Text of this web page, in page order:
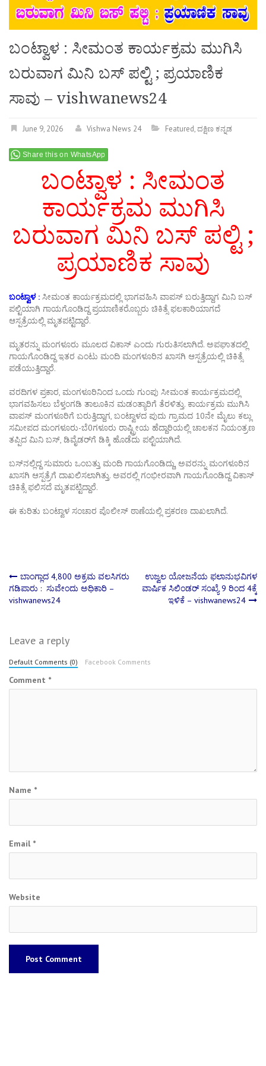
ಬಂಟ್ವಾಳ : ಸೀಮಂತ ಕಾರ್ಯಕ್ರಮ ಮುಗಿಸಿ
ಬರುವಾಗ ಮಿನಿ ಬಸ್ ಪಲ್ಟಿ ; ಪ್ರಯಾಣಿಕ
ಸಾವು – vishwanews24
June 9, 2026 Vishwa News 24 Featured,ದಕ್ಷಿಣ ಕನ್ನಡ
Share this on WhatsApp
ಬಂಟ್ವಾಳ : ಸೀಮಂತ
ಕಾರ್ಯಕ್ರಮ ಮುಗಿಸಿ
ಬರುವಾಗ ಮಿನಿ ಬಸ್ ಪಲ್ಟಿ ;
ಪ್ರಯಾಣಿಕ ಸಾವು
ಬಂಟ್ವಾಳ : ಸೀಮಂತ ಕಾರ್ಯಕ್ರಮದಲ್ಲಿ ಭಾಗವಹಿಸಿ ವಾಪಸ್ ಬರುತ್ತಿದ್ದಾಗ ಮಿನಿ ಬಸ್
ಪಲ್ಟಿಯಾಗಿ ಗಾಯಗೊಂಡಿದ್ದ ಪ್ರಯಾಣಿಕರೊಬ್ಬರು ಚಿಕಿತ್ಸೆ ಫಲಕಾರಿಯಾಗದೆ
ಆಸ್ಪತ್ರೆಯಲ್ಲಿ ಮೃತಪಟ್ಟಿದ್ದಾರೆ.
ಮೃತರನ್ನು ಮಂಗಳೂರು ಮೂಲದ ವಿಕಾಸ್ ಎಂದು ಗುರುತಿಸಲಾಗಿದೆ. ಅಪಘಾತದಲ್ಲಿ
ಗಾಯಗೊಂಡಿದ್ದ ಇತರ ಎಂಟು ಮಂದಿ ಮಂಗಳೂರಿನ ಖಾಸಗಿ ಆಸ್ಪತ್ರೆಯಲ್ಲಿ ಚಿಕಿತ್ಸೆ
ಪಡೆಯುತ್ತಿದ್ದಾರೆ.
ವರದಿಗಳ ಪ್ರಕಾರ, ಮಂಗಳೂರಿನಿಂದ ಒಂದು ಗುಂಪು ಸೀಮಂತ ಕಾರ್ಯಕ್ರಮದಲ್ಲಿ
ಭಾಗವಹಿಸಲು ಬೆಳ್ತಂಗಡಿ ತಾಲೂಕಿನ ಮಡಂತ್ಯಾರಿಗೆ ತೆರಳಿತ್ತು. ಕಾರ್ಯಕ್ರಮ ಮುಗಿಸಿ
ವಾಪಸ್ ಮಂಗಳೂರಿಗೆ ಬರುತ್ತಿದ್ದಾಗ, ಬಂಟ್ವಾಳದ ಪುದು ಗ್ರಾಮದ 10ನೇ ಮೈಲು ಕಲ್ಲು
ಸಮೀಪದ ಮಂಗಳೂರು-ಬೆ0ಗಳೂರು ರಾಷ್ಟ್ರೀಯ ಹೆದ್ದಾರಿಯಲ್ಲಿ ಚಾಲಕನ ನಿಯಂತ್ರಣ
ತಪ್ಪಿದ ಮಿನಿ ಬಸ್, ಡಿವೈಡರ್‌ಗೆ ಡಿಕ್ಕಿ ಹೊಡೆದು ಪಲ್ಟಿಯಾಗಿದೆ.
ಬಸ್‌ನಲ್ಲಿದ್ದ ಸುಮಾರು ಒಂಬತ್ತು ಮಂದಿ ಗಾಯಗೊಂಡಿದ್ದು, ಅವರನ್ನು ಮಂಗಳೂರಿನ
ಖಾಸಗಿ ಆಸ್ಪತ್ರೆಗೆ ದಾಖಲಿಸಲಾಗಿತ್ತು. ಅವರಲ್ಲಿ ಗಂಭೀರವಾಗಿ ಗಾಯಗೊಂಡಿದ್ದ ವಿಕಾಸ್
ಚಿಕಿತ್ಸೆ ಫಲಿಸದೆ ಮೃತಪಟ್ಟಿದ್ದಾರೆ.
ಈ ಕುರಿತು ಬಂಟ್ವಾಳ ಸಂಚಾರ ಪೊಲೀಸ್ ಠಾಣೆಯಲ್ಲಿ ಪ್ರಕರಣ ದಾಖಲಾಗಿದೆ.
Post
navigation
ಬಾಂಗ್ಲಾದ 4,800 ಅಕ್ರಮ ವಲಸಿಗರು
ಗಡಿಪಾರು : ಸುವೇಂದು ಅಧಿಕಾರಿ –
vishwanews24
ಉಜ್ವಲ ಯೋಜನೆಯ ಫಲಾನುಭವಿಗಳ
ವಾರ್ಷಿಕ ಸಿಲಿಂಡರ್‌ ಸಂಖ್ಯೆ 9 ರಿಂದ 4ಕ್ಕೆ
ಇಳಿಕೆ – vishwanews24
Leave a reply
Default Comments (0) Facebook Comments
Comment *
Name *
Email *
Website